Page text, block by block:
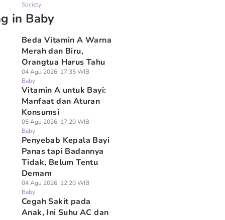
Society
in Baby
Beda Vitamin A Warna
Merah dan Biru,
Orangtua Harus Tahu
04 Agu 2026, 17:35 WIB
Baby
Vitamin A untuk Bayi:
Manfaat dan Aturan
Konsumsi
05 Agu 2026, 17:20 WIB
Baby
Penyebab Kepala Bayi
Panas tapi Badannya
Tidak, Belum Tentu
Demam
04 Agu 2026, 12:20 WIB
Baby
Cegah Sakit pada
Anak, Ini Suhu AC dan